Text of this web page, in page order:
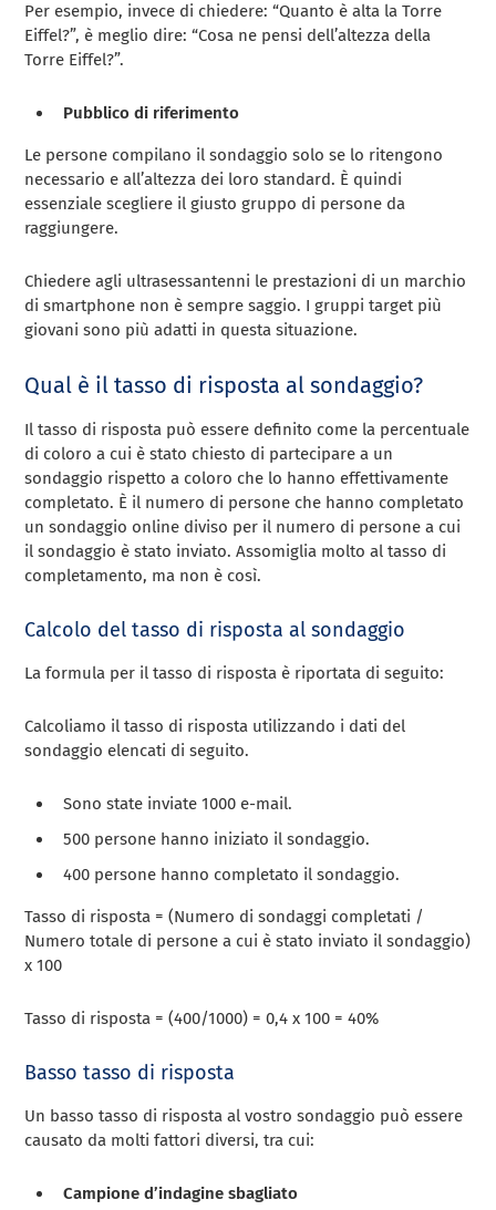
Per esempio, invece di chiedere: “Quanto è alta la Torre
Eiffel?”, è meglio dire: “Cosa ne pensi dell’altezza della
Torre Eiffel?”.
Pubblico di riferimento
Le persone compilano il sondaggio solo se lo ritengono
necessario e all’altezza dei loro standard. È quindi
essenziale scegliere il giusto gruppo di persone da
raggiungere.
Chiedere agli ultrasessantenni le prestazioni di un marchio
di smartphone non è sempre saggio. I gruppi target più
giovani sono più adatti in questa situazione.
Qual è il tasso di risposta al sondaggio?
Il tasso di risposta può essere definito come la percentuale
di coloro a cui è stato chiesto di partecipare a un
sondaggio rispetto a coloro che lo hanno effettivamente
completato. È il numero di persone che hanno completato
un sondaggio online diviso per il numero di persone a cui
il sondaggio è stato inviato. Assomiglia molto al tasso di
completamento, ma non è così.
Calcolo del tasso di risposta al sondaggio
La formula per il tasso di risposta è riportata di seguito:
Calcoliamo il tasso di risposta utilizzando i dati del
sondaggio elencati di seguito.
Sono state inviate 1000 e-mail.
500 persone hanno iniziato il sondaggio.
400 persone hanno completato il sondaggio.
Tasso di risposta = (Numero di sondaggi completati /
Numero totale di persone a cui è stato inviato il sondaggio)
x 100
Tasso di risposta = (400/1000) = 0,4 x 100 = 40%
Basso tasso di risposta
Un basso tasso di risposta al vostro sondaggio può essere
causato da molti fattori diversi, tra cui:
Campione d’indagine sbagliato